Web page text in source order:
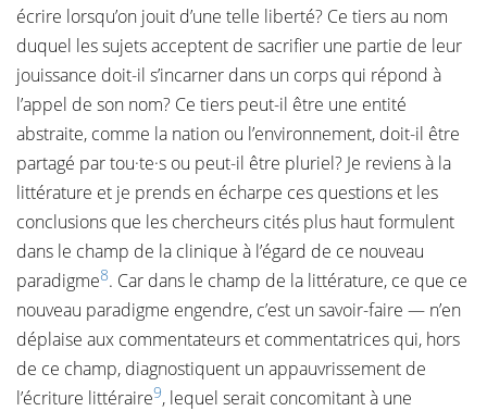
écrire lorsqu’on jouit d’une telle liberté? Ce tiers au nom
duquel les sujets acceptent de sacrifier une partie de leur
jouissance doit-il s’incarner dans un corps qui répond à
l’appel de son nom? Ce tiers peut-il être une entité
abstraite, comme la nation ou l’environnement, doit-il être
partagé par tou·te·s ou peut-il être pluriel? Je reviens à la
littérature et je prends en écharpe ces questions et les
conclusions que les chercheurs cités plus haut formulent
dans le champ de la clinique à l’égard de ce nouveau
paradigme8. Car dans le champ de la littérature, ce que ce
nouveau paradigme engendre, c’est un savoir-faire — n’en
déplaise aux commentateurs et commentatrices qui, hors
de ce champ, diagnostiquent un appauvrissement de
l’écriture littéraire9, lequel serait concomitant à une